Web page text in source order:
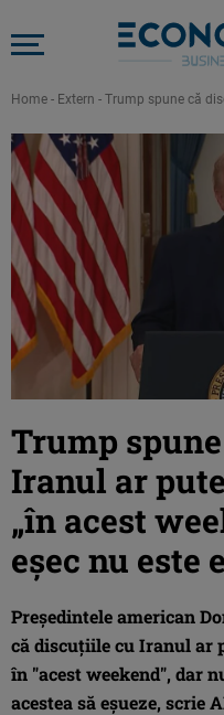
Home - Extern - Trump spune că
Trump
Iranul ar
„în acest
eșec nu este
Preşedintele american
că discuţiile cu Iranul ar
în "acest weekend", dar
acestea să eşueze, scrie